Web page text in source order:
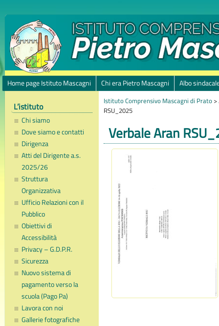
Home page Istituto Mascagni Chi era Pietro Mascagni Albo
L’istituto
Chi siamo
Dove siamo e contatti
Dirigenza
Atti del Dirigente a.s.
2025/26
Struttura
Organizzativa
Ufficio Relazioni con il
Pubblico
Obiettivi di
Accessibilità
Privacy – G.D.P.R.
Sicurezza
Nuovo sistema di
pagamento verso la
scuola (Pago Pa)
Lavora con noi
Gallerie fotografiche
Istituto Comprensivo Mascagni di Prato>
RSU_2025
Verbale Aran